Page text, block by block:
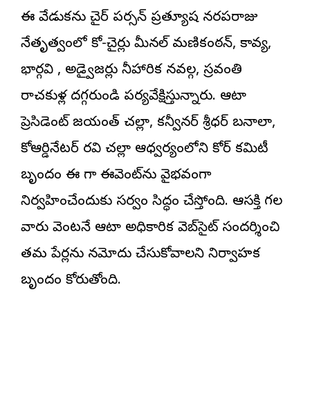
ఈ వేడుకను చైర్ పర్సన్ ప్రత్యూష నరపరాజు
నేతృత్వంలో కో-చైర్లు మీనల్ మణికంఠన్, కావ్య,
భార్గవి , అడ్వైజర్లు నీహారిక నవల్గ, స్రవంతి
రాచకుళ్ల దగ్గరుండి పర్యవేక్షిస్తున్నారు. ఆటా
ప్రెసిడెంట్ జయంత్ చల్లా, కన్వీనర్ శ్రీధర్ బనాలా,
కోఆర్డినేటర్ రవి చల్లా ఆధ్వర్యంలోని కోర్ కమిటీ
బృందం ఈ మెగా ఈవెంట్‌ను వైభవంగా
నిర్వహించేందుకు సర్వం సిద్ధం చేస్తోంది. ఆసక్తి గల
వారు వెంటనే ఆటా అధికారిక వెబ్‌సైట్ సందర్శించి
తమ పేర్లను నమోదు చేసుకోవాలని నిర్వాహక
బృందం కోరుతోంది.